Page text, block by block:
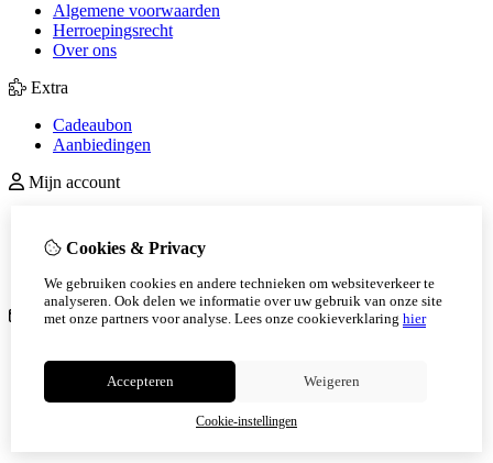
Algemene voorwaarden
Herroepingsrecht
Over ons
Extra
Cadeaubon
Aanbiedingen
Mijn account
Bestelhistorie
Verlanglijst
Nieuwsbrief
Klantenservice
Retourneren
Cookies & Privacy
We gebruiken cookies en andere technieken om websiteverkeer te
analyseren. Ook delen we informatie over uw gebruik van onze site
met onze partners voor analyse. Lees onze cookieverklaring hier
Accepteren Weigeren
Cookie-instellingen